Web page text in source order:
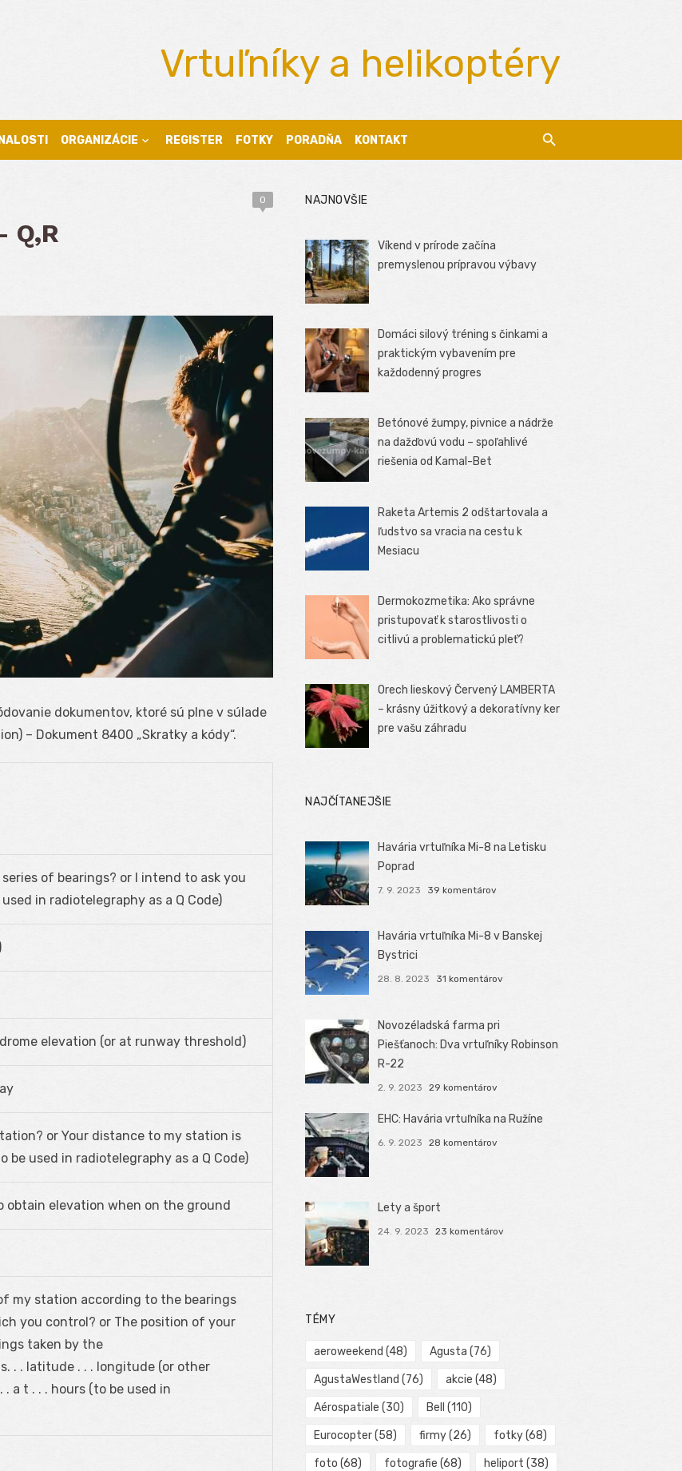
Vrtuľníky a helikoptéry
ORGANIZÁCIE REGISTER FOTKY PORADŇA KONTAKT
0
Q,R
dokumentov, ktoré sú plne v súlade
– Dokument 8400 „Skratky a kódy“.
of bearings? or I intend to ask you
in radiotelegraphy as a Q Code)
elevation (or at runway threshold)
or Your distance to my station is
used in radiotelegraphy as a Q Code)
elevation when on the ground
my station according to the bearings
you control? or The position of your
taken by the
. . latitude . . . longitude (or other
a t . . . hours (to be used in
NAJNOVŠIE
Víkend v prírode začína
premyslenou prípravou výbavy
Domáci silový tréning s činkami a
praktickým vybavením pre
každodenný progres
Betónové žumpy, pivnice a nádrže
na dažďovú vodu – spoľahlivé
riešenia od Kamal-Bet
Raketa Artemis 2 odštartovala a
ľudstvo sa vracia na cestu k
Mesiacu
Dermokozmetika: Ako správne
pristupovať k starostlivosti o
citlivú a problematickú pleť?
Orech lieskový Červený LAMBERTA
– krásny úžitkový a dekoratívny ker
pre vašu záhradu
NAJČÍTANEJŠIE
Havária vrtuľníka Mi-8 na Letisku
Poprad
7. 9. 2023 39 komentárov
Havária vrtuľníka Mi-8 v Banskej
Bystrici
28. 8. 2023 31 komentárov
Novozéladská farma pri
Piešťanoch: Dva vrtuľníky Robinson
R-22
2. 9. 2023 29 komentárov
EHC: Havária vrtuľníka na Ružíne
6. 9. 2023 28 komentárov
Lety a šport
24. 9. 2023 23 komentárov
TÉMY
aeroweekend (48) Agusta (76)
AgustaWestland (76) akcie (48)
Aérospatiale (30) Bell (110)
Eurocopter(58) firmy(26) fotky(68)
foto (68) fotografie (68) heliport (38)